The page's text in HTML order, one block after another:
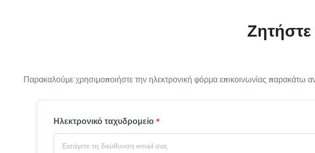
Παρακαλούμε χρησιμοποιήστε την ηλεκτρονική φόρμα επικοινωνίας παρακάτω
Ηλεκτρονικό ταχυδρομείο*